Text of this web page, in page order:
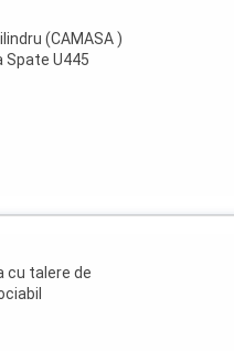
(CAMASA )
Spate U445
cu talere de